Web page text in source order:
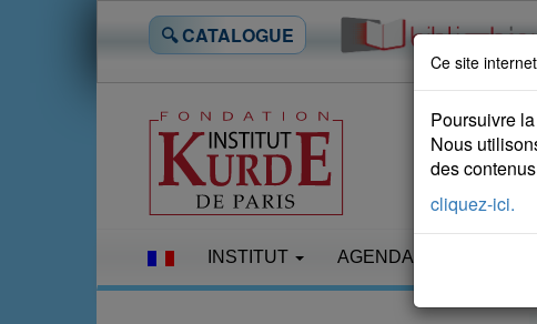
🔍 CATALOGUE
INSTITUT AGENDA
Ce site
Poursuivre
Nous
des
cliquez-ici.